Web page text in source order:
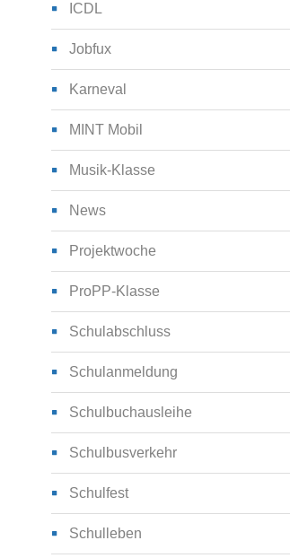
ICDL
Jobfux
Karneval
MINT Mobil
Musik-Klasse
News
Projektwoche
ProPP-Klasse
Schulabschluss
Schulanmeldung
Schulbuchausleihe
Schulbusverkehr
Schulfest
Schulleben